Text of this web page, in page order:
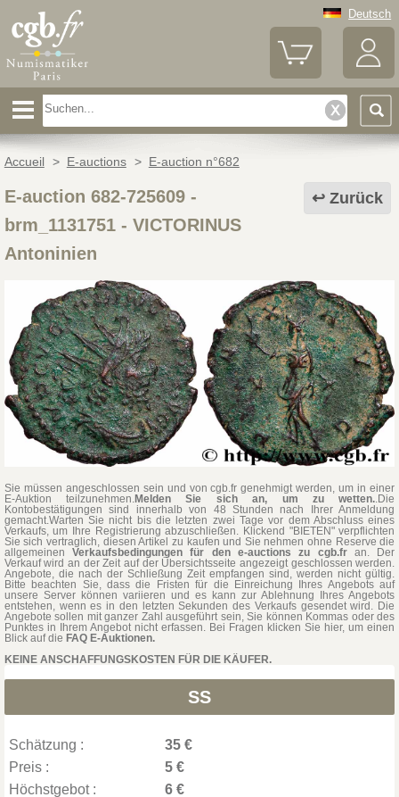
Deutsch
Accueil > E-auctions > E-auction n°682
Zurück
E-auction 682-725609 -
brm_1131751- VICTORINUS
Antoninien
Sie müssen angeschlossen sein und von cgb.fr genehmigt werden, um in einer
E-Auktion teilzunehmen.Melden Sie sich an, um zu wetten..Die
Kontobestätigungen sind innerhalb von 48 Stunden nach Ihrer Anmeldung
gemacht.Warten Sie nicht bis die letzten zwei Tage vor dem Abschluss eines
Verkaufs, um Ihre Registrierung abzuschließen. Klickend "BIETEN" verpflichten
Sie sich vertraglich, diesen Artikel zu kaufen und Sie nehmen ohne Reserve die
allgemeinenVerkaufsbedingungen für den e-auctions zu cgb.fran. Der
Verkauf wird an der Zeit auf der Übersichtsseite angezeigt geschlossen werden.
Angebote, die nach der Schließung Zeit empfangen sind, werden nicht gültig.
Bitte beachten Sie, dass die Fristen für die Einreichung Ihres Angebots auf
unsere Server können variieren und es kann zur Ablehnung Ihres Angebots
entstehen, wenn es in den letzten Sekunden des Verkaufs gesendet wird. Die
Angebote sollen mit ganzer Zahl ausgeführt sein, Sie können Kommas oder des
Punktes in Ihrem Angebot nicht erfassen. Bei Fragen klicken Sie hier, um einen
Blick auf die FAQ E-Auktionen.
KEINE ANSCHAFFUNGSKOSTEN FÜR DIE KÄUFER.
SS
Schätzung :
35 €
Preis :
5 €
Höchstgebot :
6 €